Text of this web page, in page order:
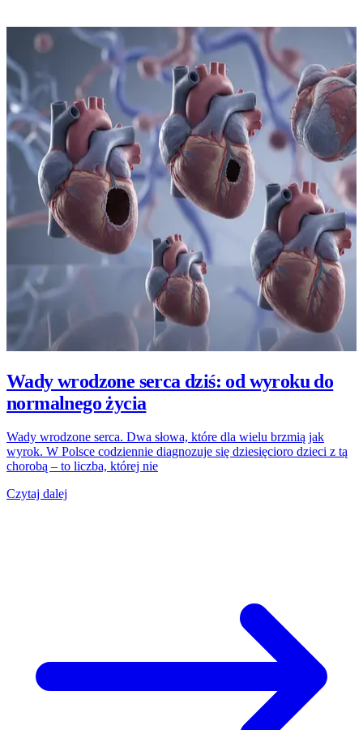
Wady wrodzone serca dziś: od wyroku do
normalnego życia
Wady wrodzone serca. Dwa słowa, które dla wielu brzmią jak
wyrok. W Polsce codziennie diagnozuje się dziesięcioro dzieci z tą
chorobą – to liczba, której nie
Czytaj dalej